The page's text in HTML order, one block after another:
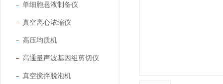
单细胞悬液制备仪
真空离心浓缩仪
高压均质机
高通量声波基因组剪切仪
真空搅拌脱泡机